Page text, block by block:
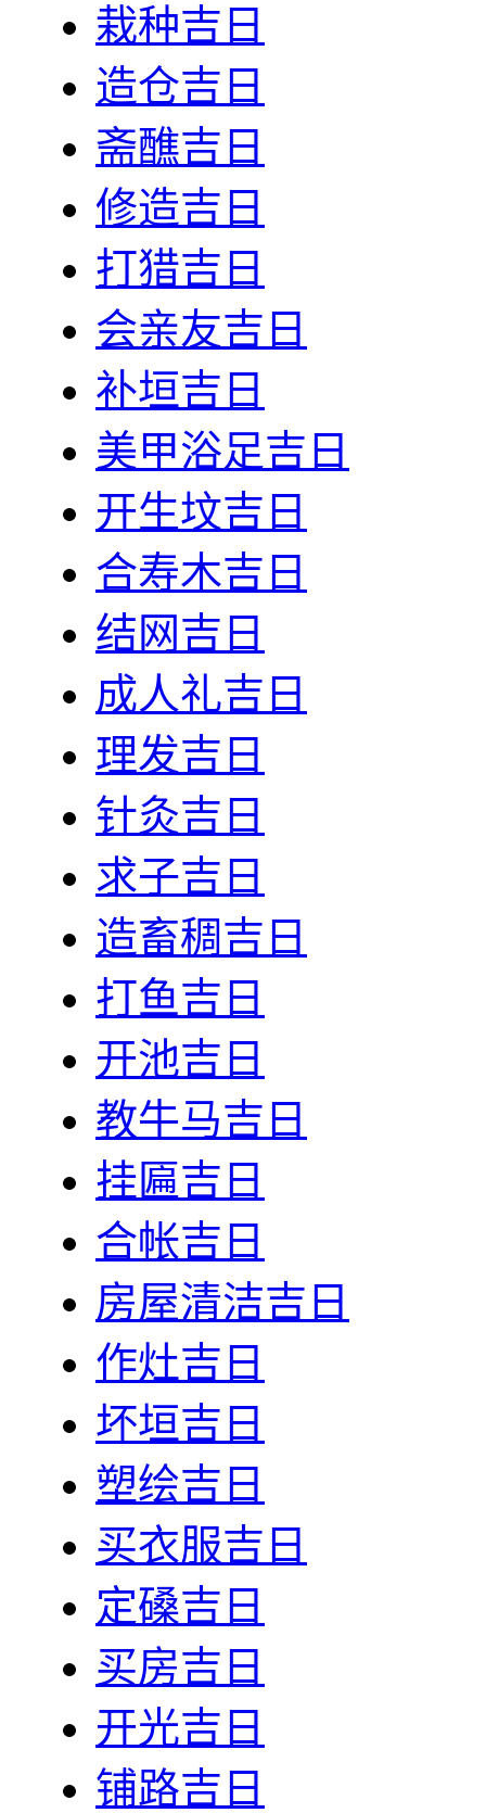
栽种吉日
造仓吉日
斋醮吉日
修造吉日
打猎吉日
会亲友吉日
补垣吉日
美甲浴足吉日
开生坟吉日
合寿木吉日
结网吉日
成人礼吉日
理发吉日
针灸吉日
求子吉日
造畜稠吉日
打鱼吉日
开池吉日
教牛马吉日
挂匾吉日
合帐吉日
房屋清洁吉日
作灶吉日
坏垣吉日
塑绘吉日
买衣服吉日
定磉吉日
买房吉日
开光吉日
铺路吉日